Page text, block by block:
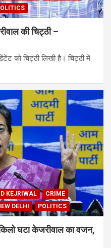
की चिट्ठी –
को चिट्ठी लिखी है। चिट्ठी में
KEJRIWAL
CRIME
DELHI POLITICS
घटा केजरीवाल का वजन,